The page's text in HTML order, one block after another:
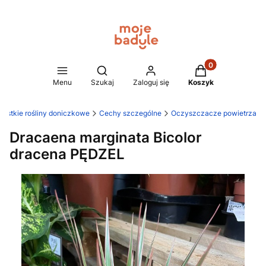
Menu
Otwórz wyszukiwarkę
Szukaj Zaloguj się
Produkty w
Koszyk
rośliny doniczkowe Cechy szczególne Oczyszczacze powietrza
Dracaena marginata Bicolor
dracena PĘDZEL